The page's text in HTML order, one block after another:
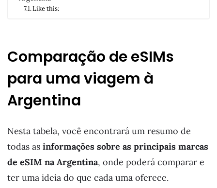
Like this:
Comparação de eSIMs
para uma viagem à
Argentina
Nesta tabela, você encontrará um resumo de
todas as informações sobre as principais marcas
de eSIM na Argentina, onde poderá comparar e
ter uma ideia do que cada uma oferece.